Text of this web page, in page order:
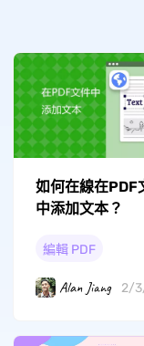
如何在線在PDF
中添加文本？
編輯 PDF
Alan Jiang 2/